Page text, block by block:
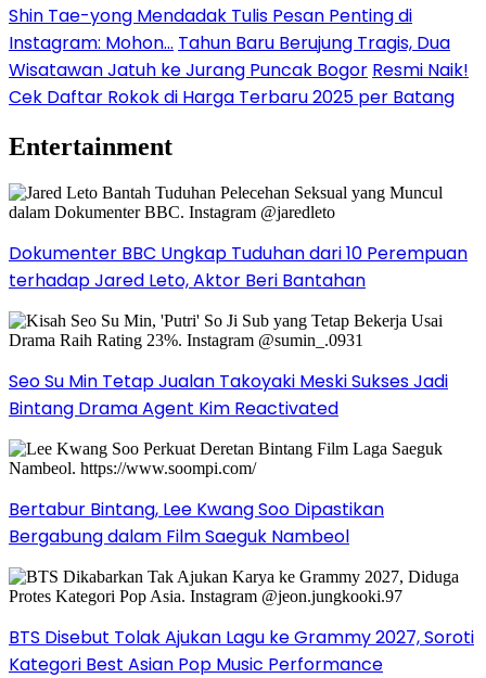
Shin Tae-yong Mendadak Tulis Pesan Penting di
Instagram: Mohon… Tahun Baru Berujung Tragis, Dua
Wisatawan Jatuh ke Jurang Puncak Bogor Resmi Naik!
Cek Daftar Rokok di Harga Terbaru 2025 per Batang
Entertainment
Dokumenter BBC Ungkap Tuduhan dari 10 Perempuan
terhadap Jared Leto, Aktor Beri Bantahan
Seo Su Min Tetap Jualan Takoyaki Meski Sukses Jadi
Bintang Drama Agent Kim Reactivated
Bertabur Bintang, Lee Kwang Soo Dipastikan
Bergabung dalam Film Saeguk Nambeol
BTS Disebut Tolak Ajukan Lagu ke Grammy 2027, Soroti
Kategori Best Asian Pop Music Performance